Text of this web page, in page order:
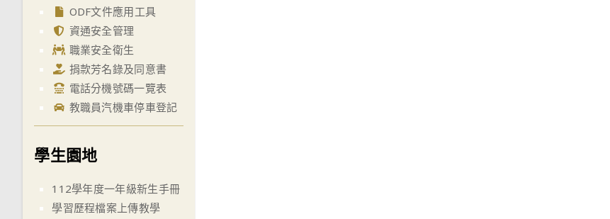
ODF文件應用工具
資通安全管理
職業安全衛生
捐款芳名錄及同意書
電話分機號碼一覽表
教職員汽機車停車登記
學生園地
112學年度一年級新生手冊
學習歷程檔案上傳教學